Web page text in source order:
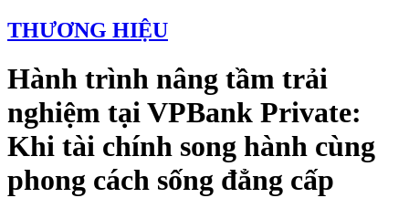
THƯƠNG HIỆU
Hành trình nâng tầm trải
nghiệm tại VPBank Private:
Khi tài chính song hành cùng
phong cách sống đẳng cấp